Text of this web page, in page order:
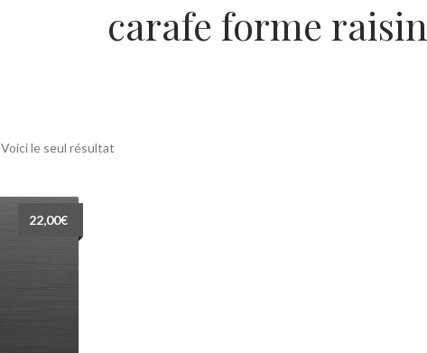
carafe forme raisin
Voici le seul résultat
22,00€